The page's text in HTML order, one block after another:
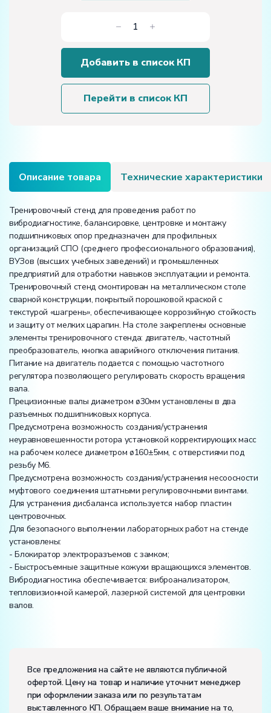
Количество
товара
"Тренировочный
стенд
для
проведения
и
монтажу
опор"
Добавить в список КП
Перейти в список КП
Описание товара Технические характеристики
Тренировочный стенд для проведения работ по
вибродиагностике, балансировке, центровке и монтажу
подшипниковых опор предназначен для профильных
организаций СПО (среднего профессионального образования),
ВУЗов (высших учебных заведений) и промышленных
предприятий для отработки навыков эксплуатации и ремонта.
Тренировочный стенд смонтирован на металлическом столе
сварной конструкции, покрытый порошковой краской с
текстурой «шагрень», обеспечивающее коррозийную стойкость
и защиту от мелких царапин. На столе закреплены основные
элементы тренировочного стенда: двигатель, частотный
преобразователь, кнопка аварийного отключения питания.
Питание на двигатель подается с помощью частотного
регулятора позволяющего регулировать скорость вращения
вала.
Прецизионные валы диаметром ø30мм установлены в два
разъемных подшипниковых корпуса.
Предусмотрена возможность создания/устранения
неуравновешенности ротора установкой корректирующих масс
на рабочем колесе диаметром ø160±5мм, с отверстиями под
резьбу M6.
Предусмотрена возможность создания/устранения несоосности
муфтового соединения штатными регулировочными винтами.
Для устранения дисбаланса используется набор пластин
центровочных.
Для безопасного выполнении лабораторных работ на стенде
установлены:
- Блокиратор электроразъемов с замком;
- Быстросъемные защитные кожухи вращающихся элементов.
Вибродиагностика обеспечивается: виброанализатором,
тепловизионной камерой, лазерной системой для центровки
валов.
Электропитание::1500
Электропитание:
напряжение, В:220
Все предложения на сайте не являются публичной
офертой. Цену на товар и наличие уточнит менеджер
при оформлении заказа или по результатам
выставленного КП. Обращаем ваше внимание на то,